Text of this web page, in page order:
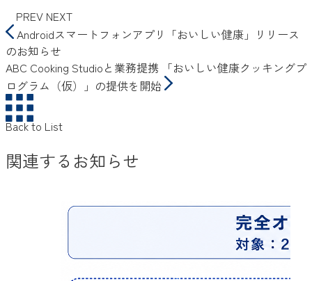
PREV NEXT
Androidスマートフォンアプリ「おいしい健康」リリース
のお知らせ
ABC Cooking Studioと業務提携 「おいしい健康クッキングプ
ログラム（仮）」の提供を開始
Back to List
関連するお知らせ